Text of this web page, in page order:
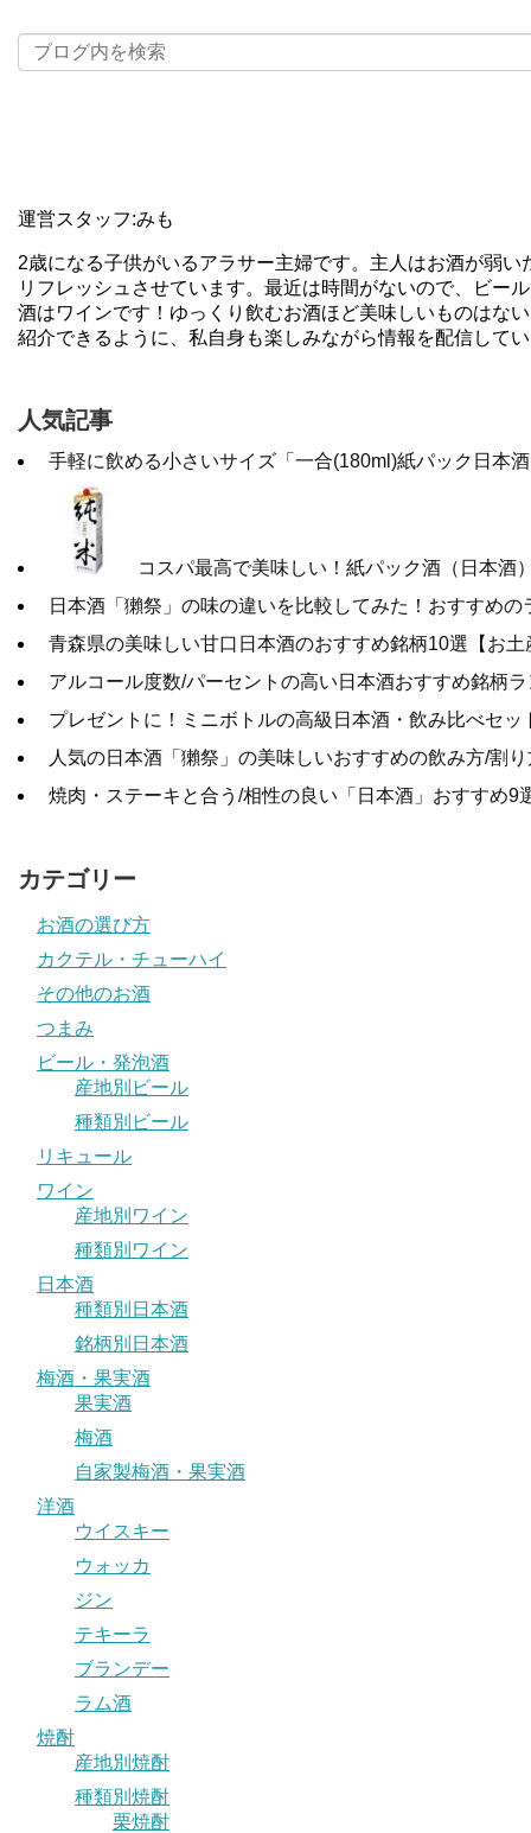
運営スタッフ:みも
2歳になる子供がいるアラサー主婦です。主人はお酒が弱
リフレッシュさせています。最近は時間がないので、ビー
酒はワインです！ゆっくり飲むお酒ほど美味しいものはな
紹介できるように、私自身も楽しみながら情報を配信して
人気記事
手軽に飲める小さいサイズ「一合(180ml)紙パック日本
コスパ最高で美味しい！紙パック酒（日本酒
日本酒「獺祭」の味の違いを比較してみた！おすすめの
青森県の美味しい甘口日本酒のおすすめ銘柄10選【お土
アルコール度数/パーセントの高い日本酒おすすめ銘柄
プレゼントに！ミニボトルの高級日本酒・飲み比べセッ
人気の日本酒「獺祭」の美味しいおすすめの飲み方/割
焼肉・ステーキと合う/相性の良い「日本酒」おすすめ9
カテゴリー
お酒の選び方
カクテル・チューハイ
その他のお酒
つまみ
ビール・発泡酒
産地別ビール
種類別ビール
リキュール
ワイン
産地別ワイン
種類別ワイン
日本酒
種類別日本酒
銘柄別日本酒
梅酒・果実酒
果実酒
梅酒
自家製梅酒・果実酒
洋酒
ウイスキー
ウォッカ
ジン
テキーラ
ブランデー
ラム酒
焼酎
産地別焼酎
種類別焼酎
栗焼酎